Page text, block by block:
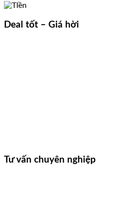
Deal tốt – Giá hời
Tư vấn chuyên nghiệp